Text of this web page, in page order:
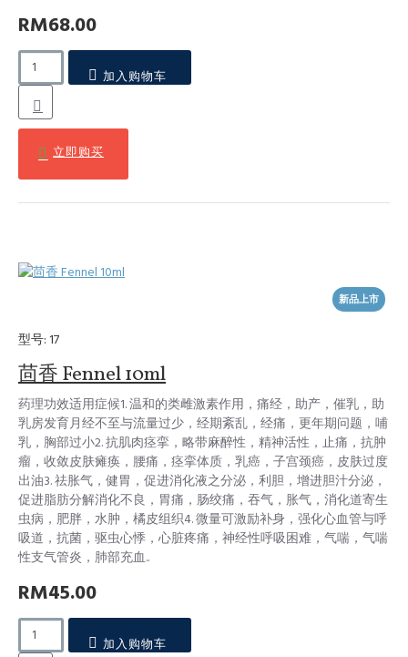
RM68.00
加入购物车
立即购买
新品上市
型号: 17
茴香 Fennel 10ml
药理功效适用症候1. 温和的类雌激素作用，痛经，助产，催乳，助
乳房发育月经不至与流量过少，经期紊乱，经痛，更年期问题，哺
乳，胸部过小2. 抗肌肉痉挛，略带麻醉性，精神活性，止痛，抗肿
瘤，收敛皮肤瘫痪，腰痛，痉挛体质，乳癌，子宫颈癌，皮肤过度
出油3. 祛胀气，健胃，促进消化液之分泌，利胆，增进胆汁分泌，
促进脂肪分解消化不良，胃痛，肠绞痛，吞气，胀气，消化道寄生
虫病，肥胖，水肿，橘皮组织4. 微量可激励补身，强化心血管与呼
吸道，抗菌，驱虫心悸，心脏疼痛，神经性呼吸困难，气喘，气喘
性支气管炎，肺部充血..
RM45.00
加入购物车